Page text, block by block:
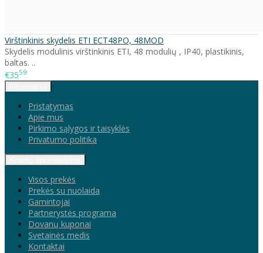
Virštinkinis skydelis ETI ECT48PO, 48MOD
Skydelis modulinis virštinkinis ETI, 48 modulių , IP40, plastikinis,
baltas. ..
€3559
Pristatymas
Apie mus
Pirkimo sąlygos ir taisyklės
Privatumo politika
Visos prekės
Prekės su nuolaida
Gamintojai
Partnerystės programa
Dovanų kuponai
Svetainės medis
Kontaktai